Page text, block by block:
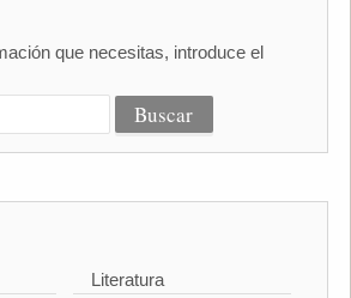
que necesitas, introduce el
Literatura